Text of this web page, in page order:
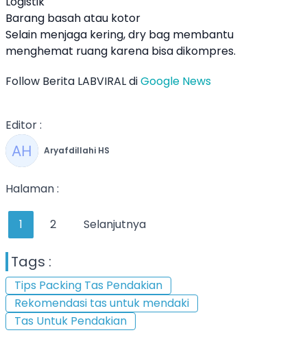
Barang basah atau kotor
Selain menjaga kering, dry bag membantu
menghemat ruang karena bisa dikompres.
Follow Berita LABVIRAL diGoogle News
Editor :
Aryafdillahi HS
Halaman :
1 2 Selanjutnya
Tags :
Tips Packing Tas Pendakian
Rekomendasi tas untuk mendaki
Tas Untuk Pendakian